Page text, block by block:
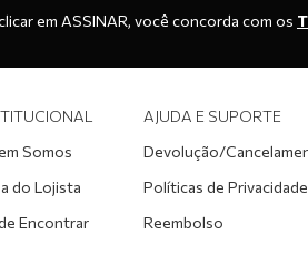
em ASSINAR, você concorda com os
Somos
do Lojista
Encontrar
AJUDA E SUPORTE
Devolução/
Políticas de Privacidade
Reembolso